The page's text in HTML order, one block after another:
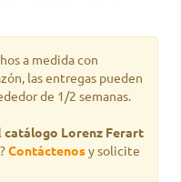
a medida con
las entregas pueden
de 1/2 semanas.
catálogo Lorenz Ferart
Contáctenosy solicite